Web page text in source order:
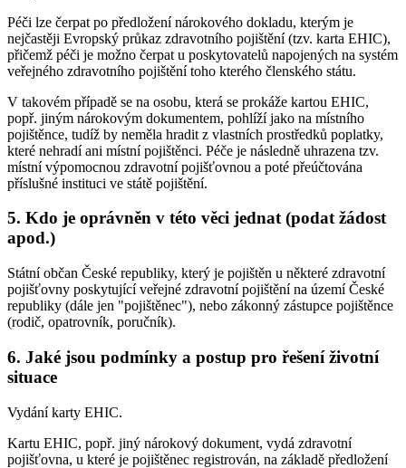
Péči lze čerpat po předložení nárokového dokladu, kterým je
nejčastěji Evropský průkaz zdravotního pojištění (tzv. karta EHIC),
přičemž péči je možno čerpat u poskytovatelů napojených na systém
veřejného zdravotního pojištění toho kterého členského státu.
V takovém případě se na osobu, která se prokáže kartou EHIC,
popř. jiným nárokovým dokumentem, pohlíží jako na místního
pojištěnce, tudíž by neměla hradit z vlastních prostředků poplatky,
které nehradí ani místní pojištěnci. Péče je následně uhrazena tzv.
místní výpomocnou zdravotní pojišťovnou a poté přeúčtována
příslušné instituci ve státě pojištění.
5. Kdo je oprávněn v této věci jednat (podat žádost
apod.)
Státní občan České republiky, který je pojištěn u některé zdravotní
pojišťovny poskytující veřejné zdravotní pojištění na území České
republiky (dále jen "pojištěnec"), nebo zákonný zástupce pojištěnce
(rodič, opatrovník, poručník).
6. Jaké jsou podmínky a postup pro řešení životní
situace
Vydání karty EHIC.
Kartu EHIC, popř. jiný nárokový dokument, vydá zdravotní
pojišťovna, u které je pojištěnec registrován, na základě předložení